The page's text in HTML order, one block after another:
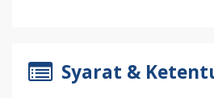
Syarat &